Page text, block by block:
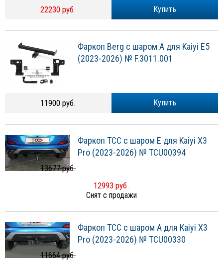
Купить
22230 руб.
Фаркоп Berg с шаром A для Kaiyi E5
(2023-2026) № F.3011.001
Купить
11900 руб.
Фаркоп ТСС с шаром E для Kaiyi X3
Pro (2023-2026) № TCU00394
13677 руб.
12993 руб.
Снят с продажи
Фаркоп ТСС с шаром А для Kaiyi X3
Pro (2023-2026) № TCU00330
11664 руб.